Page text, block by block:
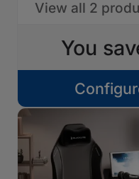
View all 2
You